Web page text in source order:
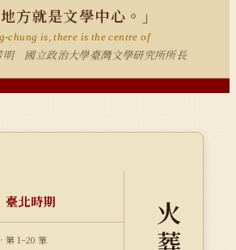
方就是文學中心。」
chung is, there is the centre of
國立政治大學臺灣文學研究所所長
北時期
第 1–20 筆
火
葬